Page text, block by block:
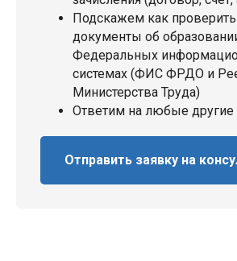
Подскажем как
документы об
Федеральных
системах (ФИС ФРДО и
Министерства Труда)
Ответим на любые
Отправить заявку на